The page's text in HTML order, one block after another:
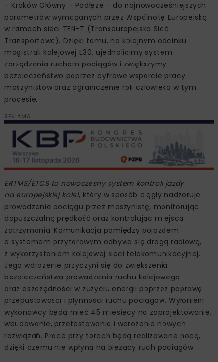
– Kraków Główny – Podłęże – do najnowocześniejszych
parametrów wymaganych przez Wspólnotę Europejską
w ramach sieci TEN-T (Transeuropejska Sieć
Transportowa). Dzięki temu, na kolejnym odcinku
magistrali kolejowej E30, ujednolicimy system
zarządzania ruchem pociągów i zwiększymy
bezpieczeństwo poprzez cyfrowe wsparcie pracy
maszynistów oraz ograniczenie roli człowieka w tym
procesie.
REKLAMA
ERTMS/ETCS to nowoczesny system kontroli jazdy
na europejskiej kolei, który w sposób ciągły nadzoruje
prowadzenie pociągu przez maszynistę, monitorując
dopuszczalną prędkość oraz kontrolując miejsca
zatrzymania. Komunikacja pomiędzy pojazdem
a systemem przytorowym odbywa się drogą radiową,
z wykorzystaniem kolejowej sieci telekomunikacyjnej.
Jego wdrożenie przyczyni się do zwiększenia
bezpieczeństwa prowadzenia ruchu kolejowego
oraz oszczędności w zużyciu energii poprzez poprawę
przepustowości i płynności ruchu pociągów. Wyłonieni
wykonawcy będą mieć 45 miesięcy na zaprojektowanie,
wbudowanie, przetestowanie i wdrożenie nowych
rozwiązań. Prace przy torach będą realizowane nocą,
dzięki czemu nie wpłyną na bieżący ruch pociągów.